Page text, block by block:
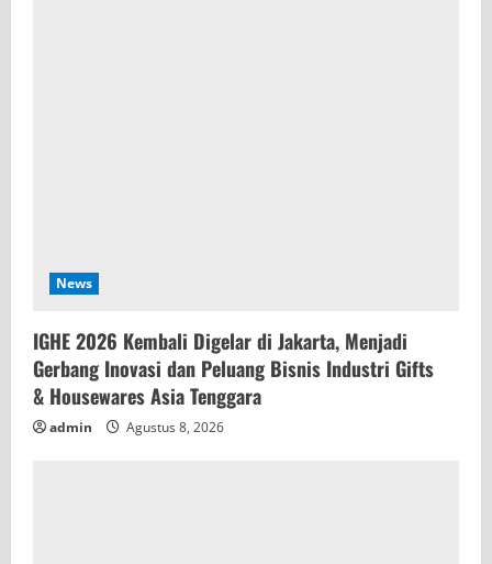
News
IGHE 2026 Kembali Digelar di Jakarta, Menjadi
Gerbang Inovasi dan Peluang Bisnis Industri Gifts
& Housewares Asia Tenggara
admin Agustus 8, 2026